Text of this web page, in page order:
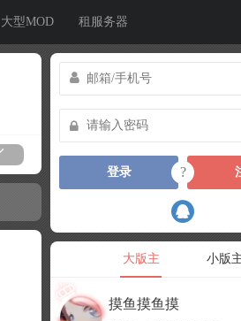
大型MOD 租服务器
登录 ?
大版主 小版
摸鱼摸鱼摸